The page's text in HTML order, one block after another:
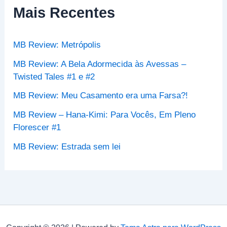
s
a
o
:
Mais Recentes
MB Review: Metrópolis
MB Review: A Bela Adormecida às Avessas –
Twisted Tales #1 e #2
MB Review: Meu Casamento era uma Farsa?!
MB Review – Hana-Kimi: Para Vocês, Em Pleno
Florescer #1
MB Review: Estrada sem lei